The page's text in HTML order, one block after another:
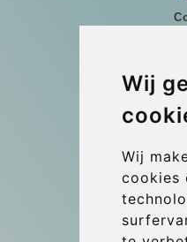
Wij
Wij
cookies
Update